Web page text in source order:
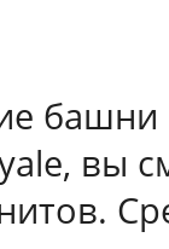
вы